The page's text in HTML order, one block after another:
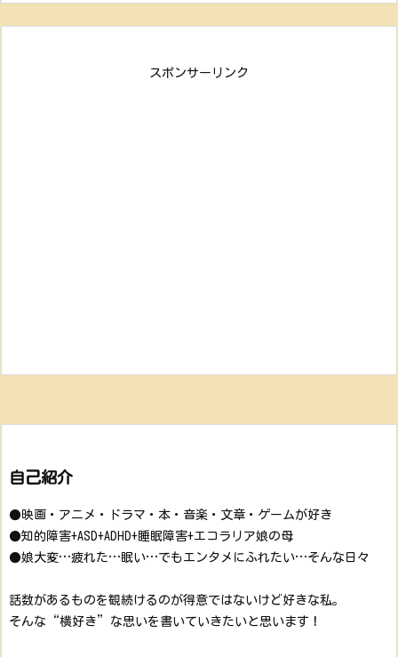
スポンサーリンク
自己紹介
●映画・アニメ・ドラマ・本・音楽・文章・ゲームが好き
●知的障害+ASD+ADHD+睡眠障害+エコラリア娘の母
●娘大変…疲れた…眠い…でもエンタメにふれたい…そんな日々
話数があるものを観続けるのが得意ではないけど好きな私。
そんな“横好き”な思いを書いていきたいと思います！